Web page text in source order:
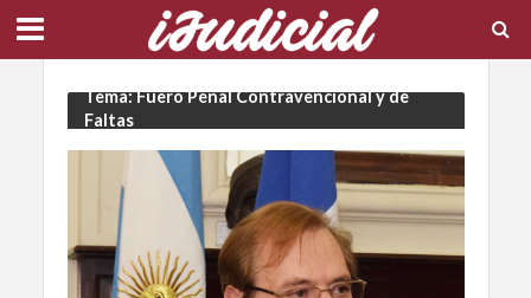
Tema: Fuero Penal Contravencional y de
Faltas